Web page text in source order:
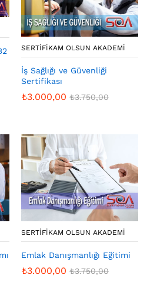
SERTIFIKAM OLSUN AKADEMI
İş Sağlığı ve Güvenliği
Sertifikası
₺3.000,00 ₺3.750,00
SERTIFIKAM OLSUN AKADEMI
Emlak Danışmanlığı Eğitimi
₺3.000,00 ₺3.750,00